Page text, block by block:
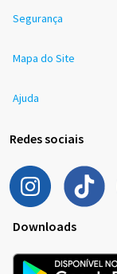
Segurança
Mapa do Site
Ajuda
Redes sociais
Downloads